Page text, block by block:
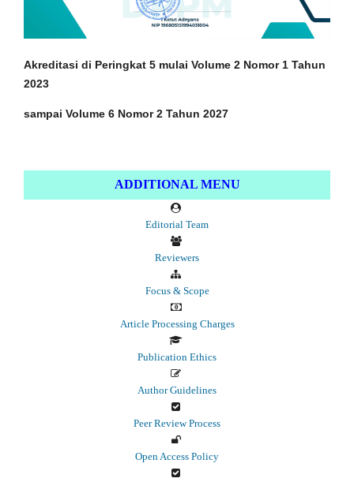
Akreditasi di Peringkat 5 mulai Volume 2 Nomor 1 Tahun
2023
sampai Volume 6 Nomor 2 Tahun 2027
ADDITIONAL MENU
Editorial Team
Reviewers
Focus & Scope
Article Processing Charges
Publication Ethics
Author Guidelines
Peer Review Process
Open Access Policy